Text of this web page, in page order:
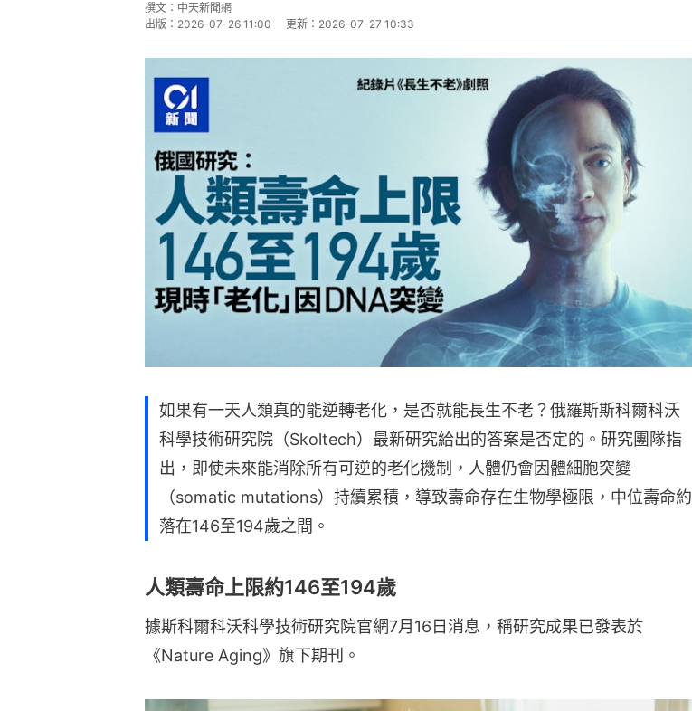
撰文： 中天新聞網
出版： 2026-07-26 11:00 更新： 2026-07-27 10:33
如果有一天人類真的能逆轉老化，是否就能長生不老？俄羅斯斯科爾科沃
科學技術研究院（Skoltech）最新研究給出的答案是否定的。研究團隊指
出，即使未來能消除所有可逆的老化機制，人體仍會因體細胞突變
（somatic mutations）持續累積，導致壽命存在生物學極限，中位壽命約
落在146至194歲之間。
人類壽命上限約146至194歲
據斯科爾科沃科學技術研究院官網7月16日消息，稱研究成果已發表於
《Nature Aging》旗下期刊。